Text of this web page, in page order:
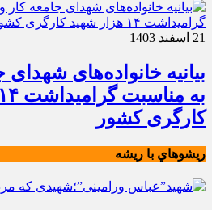
21 اسفند 1403
بیانیه خانواده‌های شهدای
کارگری کشور
ريشوهاي با ريشه